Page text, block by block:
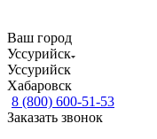
Ваш город
Уссурийск
Уссурийск
Хабаровск
8 (800) 600-51-53
Заказать звонок